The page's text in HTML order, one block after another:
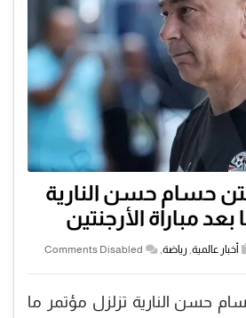
حسام حسن النارية
مباراة الأرجنتين
أخبار عالمية رياضة Comments Disabled
حسن النارية تزلزل مؤتمر ما